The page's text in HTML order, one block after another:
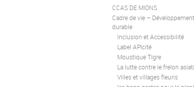
CCAS DE MIONS
Cadre de vie – Développement
durable
Inclusion et Accessibilité
Label APIcité
Moustique Tigre
La lutte contre le frelon
Villes et villages fleuris